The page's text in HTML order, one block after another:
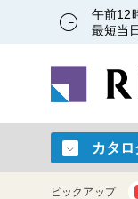
午前12
最短当
カタロ
ピックアップ